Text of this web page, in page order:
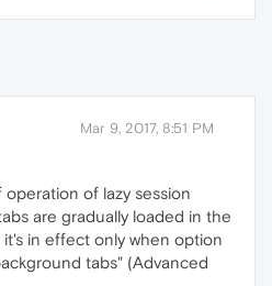
Mar 9, 2017, 8:51 PM
of lazy session
are gradually loaded in the
in effect only when option
tabs" (Advanced